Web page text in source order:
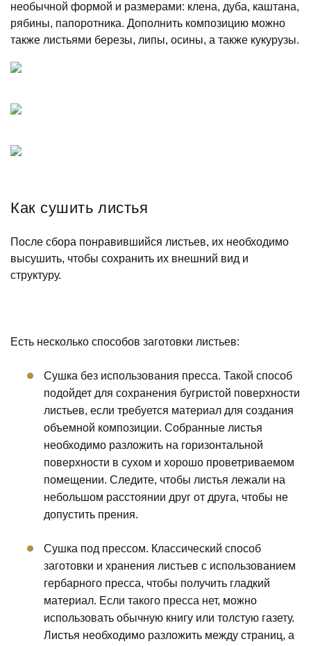
необычной формой и размерами: клена, дуба, каштана,
рябины, папоротника. Дополнить композицию можно
также листьями березы, липы, осины, а также кукурузы.
Как сушить листья
После сбора понравившийся листьев, их необходимо
высушить, чтобы сохранить их внешний вид и
структуру.
Есть несколько способов заготовки листьев:
Сушка без использования пресса. Такой способ
подойдет для сохранения бугристой поверхности
листьев, если требуется материал для создания
объемной композиции. Собранные листья
необходимо разложить на горизонтальной
поверхности в сухом и хорошо проветриваемом
помещении. Следите, чтобы листья лежали на
небольшом расстоянии друг от друга, чтобы не
допустить прения.
Сушка под прессом. Классический способ
заготовки и хранения листьев с использованием
гербарного пресса, чтобы получить гладкий
материал. Если такого пресса нет, можно
использовать обычную книгу или толстую газету.
Листья необходимо разложить между страниц, а